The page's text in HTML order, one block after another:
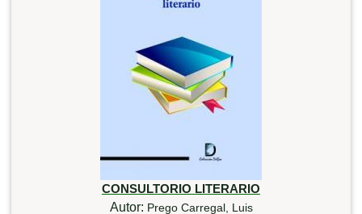
CONSULTORIO LITERARIO
Autor: Prego Carregal, Luis